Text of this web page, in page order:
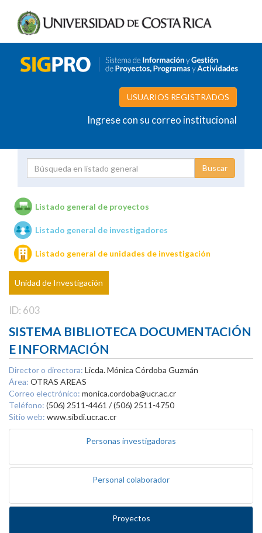
USUARIOS REGISTRADOS
Ingrese con su correo institucional
Unidades de investigación
Listado general de proyectos
Listado general de investigadores
Listado general de unidades de investigación
Unidad de Investigación
ID: 603
SISTEMA BIBLIOTECA DOCUMENTACIÓN
E INFORMACIÓN
Director o directora: Licda. Mónica Córdoba Guzmán
Área: OTRAS AREAS
Correo electrónico: monica.cordoba@ucr.ac.cr
Teléfono: (506) 2511-4461 / (506) 2511-4750
Sitio web: www.sibdi.ucr.ac.cr
Personas investigadoras
Personal colaborador
Proyectos